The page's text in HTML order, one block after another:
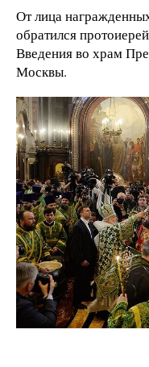
От лица
обратился
Введения во храм
Москвы.